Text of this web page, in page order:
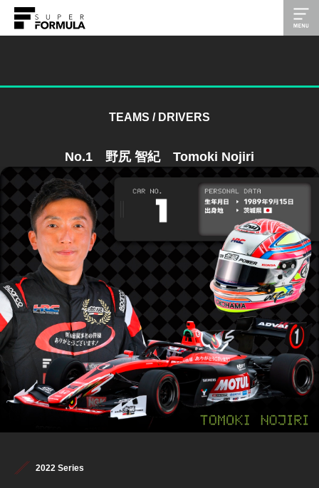
TEAMS / DRIVERS
No.1 野尻 智紀 Tomoki Nojiri
2022 Series